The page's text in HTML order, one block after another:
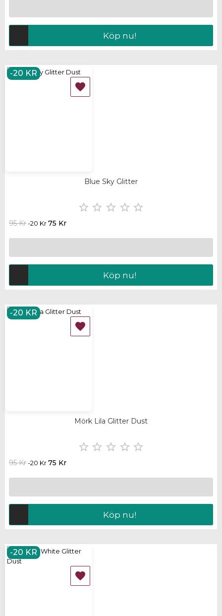
Köp nu!
-20 KR

Blue Sky Glitter
    
95 Kr-20 Kr75 Kr
Köp nu!
-20 KR

Mörk Lila Glitter Dust
    
95 Kr-20 Kr75 Kr
Köp nu!
-20 KR
